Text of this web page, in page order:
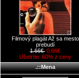
Filmový plagát Až sa mesto
prebudí
1.66€ 0.66€
Ušetríte: 60% z ceny
.::Mena